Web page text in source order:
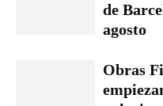
de
agosto
Obras